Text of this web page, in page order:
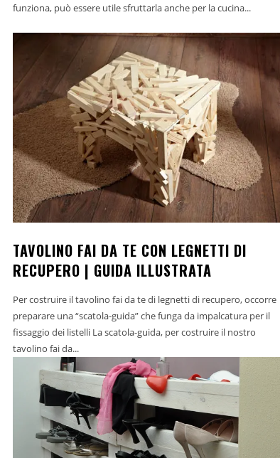
funziona, può essere utile sfruttarla anche per la cucina...
TAVOLINO FAI DA TE CON LEGNETTI DI
RECUPERO | GUIDA ILLUSTRATA
Per costruire il tavolino fai da te di legnetti di recupero, occorre
preparare una “scatola-guida” che funga da impalcatura per il
fissaggio dei listelli La scatola-guida, per costruire il nostro
tavolino fai da...